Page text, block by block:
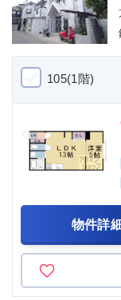
105(1階)
物件詳細